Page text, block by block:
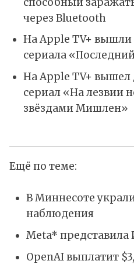
через Bluetooth
На Apple TV+ вышли
сериала
На Apple TV+
сериал «На лезвии
звёздами Мишлен»
Ещё по теме:
В Миннесоте
наблюдения
Meta* представила
OpenAI выплатит